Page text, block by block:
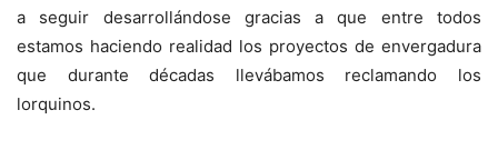
a seguir desarrollándose gracias a que entre todos
estamos haciendo realidad los proyectos de envergadura
que durante décadas llevábamos reclamando los
lorquinos.